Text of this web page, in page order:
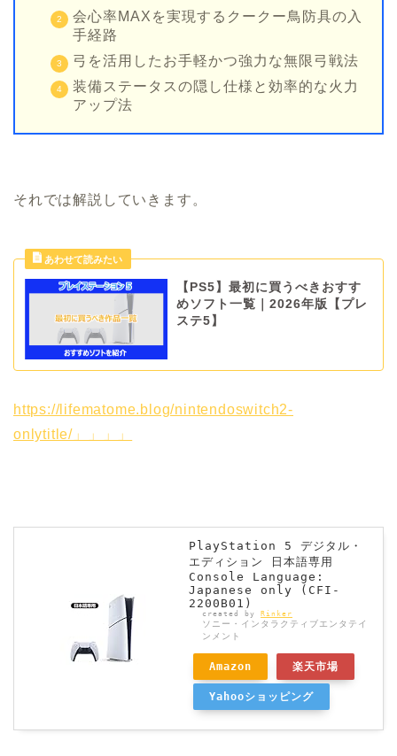
会心率MAXを実現するクークー鳥防具の入
手経路
弓を活用したお手軽かつ強力な無限弓戦法
装備ステータスの隠し仕様と効率的な火力
アップ法
それでは解説していきます。
【PS5】最初に買うべきおすす
めソフト一覧｜2026年版【プレ
ステ5】
https://lifematome.blog/nintendoswitch2-
onlytitle/」」」」
PlayStation 5 デジタル・
エディション 日本語専用
Console Language:
Japanese only (CFI-
2200B01)
created by Rinker
ソニー・インタラクティブエンタテイ
ンメント
Amazon 楽天市場
Yahooショッピング